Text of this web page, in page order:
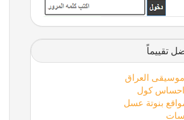
تقييماً
العراق
كول
بنوتة عسل
سات